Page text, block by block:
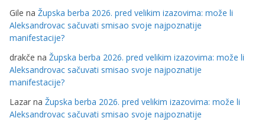
Gile na Župska berba 2026. pred velikim izazovima: može li
Aleksandrovac sačuvati smisao svoje najpoznatije
manifestacije?
drakče na Župska berba 2026. pred velikim izazovima: može li
Aleksandrovac sačuvati smisao svoje najpoznatije
manifestacije?
Lazar na Župska berba 2026. pred velikim izazovima: može li
Aleksandrovac sačuvati smisao svoje najpoznatije